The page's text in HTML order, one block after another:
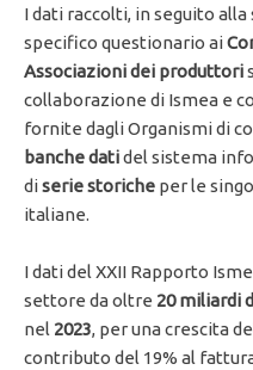
I dati raccolti, in seguito
specifico questionario ai
Associazioni dei produttori
collaborazione di Ismea e
fornite dagli Organismi di
banche datidel sistema
diserie storiche per le
italiane.
I dati del XXII Rapporto
settore da oltre 20 miliardi
nel 2023, per una crescita
contributo del 19% al